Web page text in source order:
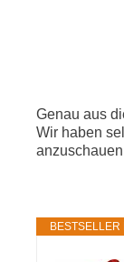
Genau aus
Wir haben
BESTSELLER